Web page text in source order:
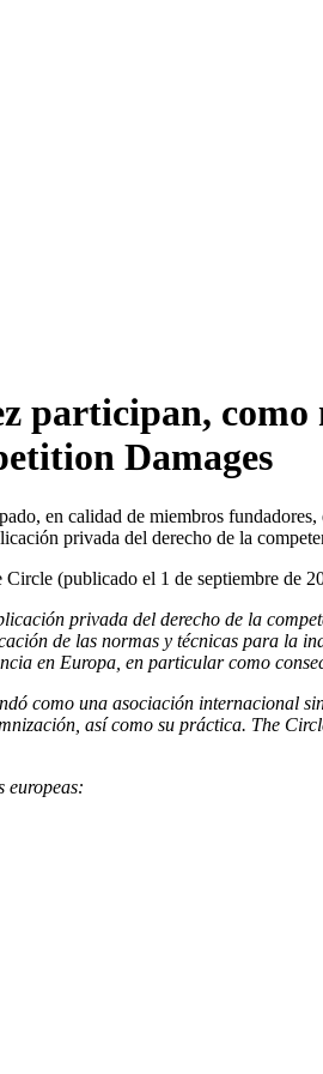
participan,
Damages
en calidad de miembros
privada del derecho de la
(publicado el 1 de septiembre de
privada del derecho de la
de las normas y técnicas para la
en Europa, en particular como
como una asociación internacional
así como su práctica. The
europeas: